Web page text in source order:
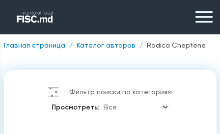
Главная страница Каталог авторов Rodica Cheptene
Фильтр поиски по категориям
Просмотреть: